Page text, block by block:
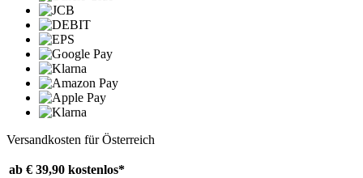
Versandkosten für Österreich
ab € 39,90 kostenlos*